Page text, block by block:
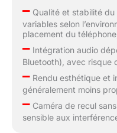
–Qualité et stabilité du
variables selon
placement du
–Intégration audio
Bluetooth), avec risque
–Rendu esthétique et
généralement moins
–Caméra de recul
sensible aux